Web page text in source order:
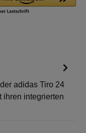
adidas Tiro 24
ihren integrierten